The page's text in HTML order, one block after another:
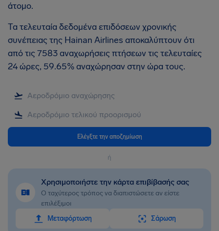
άτομο.
Τα τελευταία δεδομένα επιδόσεων χρονικής
συνέπειας της Hainan Airlines αποκαλύπτουν ότι
από τις 7583 αναχωρήσεις πτήσεων τις τελευταίες
24 ώρες, 59.65% αναχώρησαν στην ώρα τους.
Ελέγξτε την αποζημίωση
ή
Χρησιμοποιήστε την κάρτα επιβίβασής σας
Ο ταχύτερος τρόπος να διαπιστώσετε αν είστε
επιλέξιμοι
Mεταφόρτωση
Σάρωση